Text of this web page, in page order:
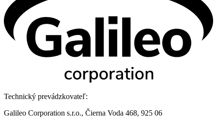
Technický prevádzkovateľ:
Galileo Corporation s.r.o., Čierna Voda 468, 925 06